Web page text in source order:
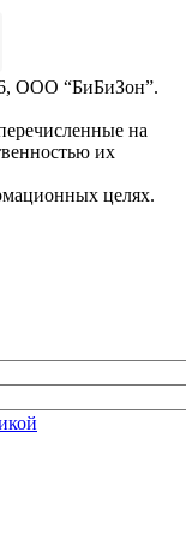
ООО “БиБиЗон”.
на
их
целях.